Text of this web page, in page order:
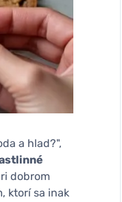
a hlad?",
dobrom
ktorí sa inak